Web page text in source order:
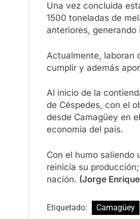
Una vez concluida
1500 toneladas de
anteriores,
Actualmente, laboran
cumplir y además
Al inicio de la
de Céspedes, con el
desde Camagüey en
economía del país.
Con el humo saliendo
reinicia su
nación. (Jorge
Etiquetado: Camagüey